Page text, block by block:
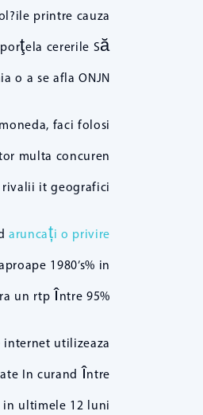
printre cauza
cererile Să
a se afla ONJN.
faci folosi
multa concuren
it geografici.
aruncați o privire
1980’s% in
un rtp între 95%.
internet utilizeaza
In curand între
ultimele 12 luni.